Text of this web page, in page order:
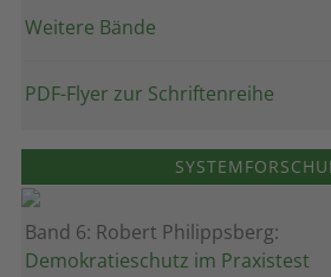
Weitere Bände
PDF-Flyer zur Schriftenreihe
Band 6: Robert Philippsberg:
Demokratieschutz im Praxistest